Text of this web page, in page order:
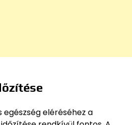
egészség eléréséhez a